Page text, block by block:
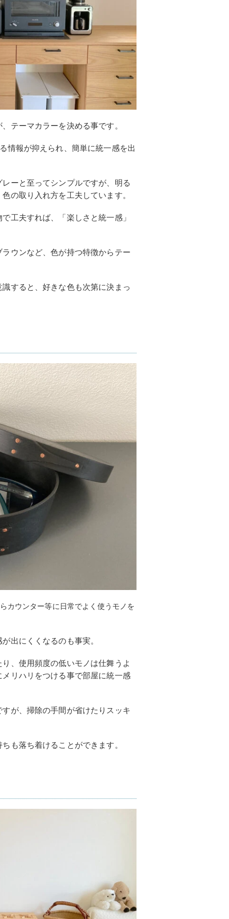
テーマカラーを決める事です。
情報が抑えられ、簡単に統一感を出
ーと至ってシンプルですが、明る
の取り入れ方を工夫しています。
工夫すれば、「楽しさと統一感」
ウンなど、色が持つ特徴からテー
すると、好きな色も次第に決まっ
カウンター等に日常でよく使うモノを
出にくくなるのも事実。
、使用頻度の低いモノは仕舞うよ
リハリをつける事で部屋に統一感
が、掃除の手間が省けたりスッキ
も落ち着けることができます。